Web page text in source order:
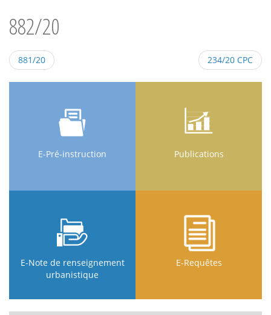
882/20
881/20 234/20 CPC
E-Pré-instruction Publications
E-Note de renseignement
urbanistique
E-Requêtes